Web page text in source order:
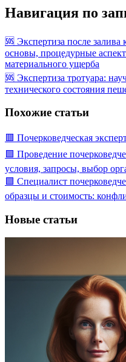
Навигация по
🆘 Экспертиза после
основы, процедурные
материального ущерба
🆘 Экспертиза тротуара:
технического состояния
Похожие статьи
🟥 Почерковедческая
🟩 Проведение
условия, запросы, выбор
🟩 Специалист
образцы и стоимость:
Новые статьи